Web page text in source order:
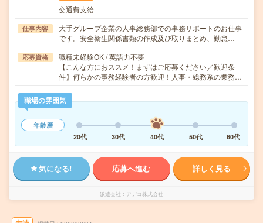
交通費支給
仕事内容
大手グループ企業の人事総務部での事務サポートのお仕事
です。安全衛生関係書類の作成及び取りまとめ、勤怠…
応募資格
職種未経験OK / 英語力不要
【こんな方におススメ！まずはご応募ください／歓迎条
件】何らかの事務経験者の方歓迎！人事・総務系の業務…
職場の雰囲気
年齢層
20代
30代 40代 50代 60代
気になる! 応募へ進む 詳しく見る
派遣会社 アデコ株式会社